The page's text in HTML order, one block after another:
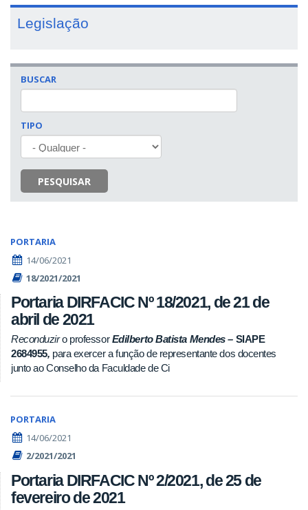
Legislação
BUSCAR
TIPO
PESQUISAR
PORTARIA
14/06/2021
18/2021/2021
Portaria DIRFACIC Nº 18/2021, de 21 de
abril de 2021
Reconduziro professorEdilberto Batista Mendes – SIAPE
2684955, para exercer a função de representante dos docentes
junto ao Conselho da Faculdade de Ci
PORTARIA
14/06/2021
2/2021/2021
Portaria DIRFACIC Nº 2/2021, de 25 de
fevereiro de 2021